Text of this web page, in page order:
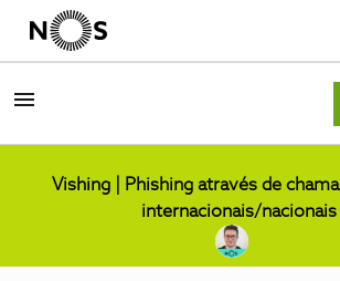
Vishing | Phishing através de
internacionais/nacionais